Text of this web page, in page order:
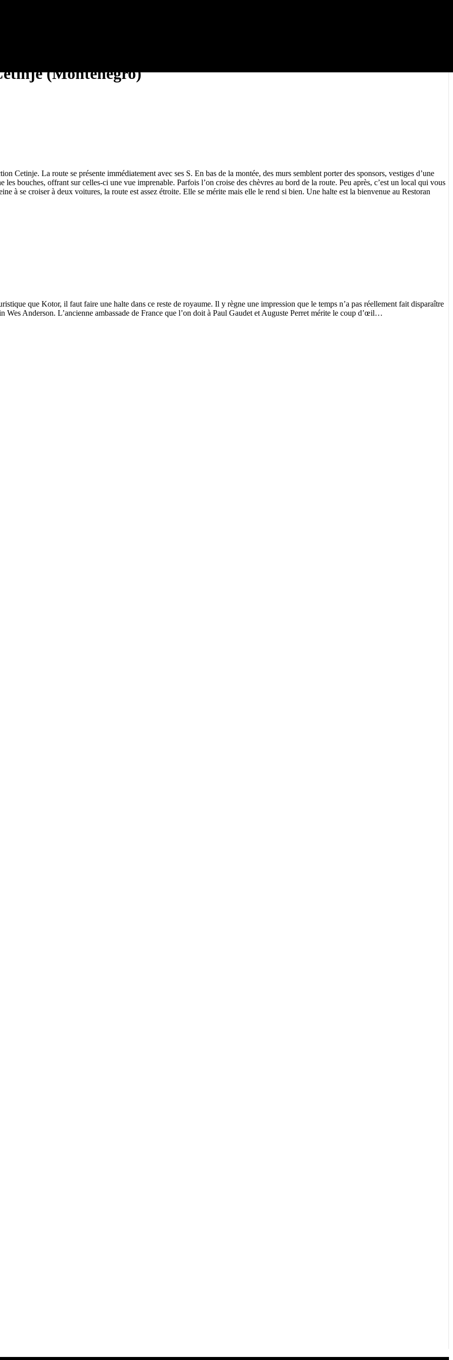
(Montenegro)
Cetinje. La route se présente immédiatement avec ses S. En bas de la montée, des murs semblent porter des sponsors, vestiges d’une
bouches, offrant sur celles-ci une vue imprenable. Parfois l’on croise des chèvres au bord de la route. Peu après, c’est un local qui vous
à se croiser à deux voitures, la route est assez étroite. Elle se mérite mais elle le rend si bien. Une halte est la bienvenue au Restoran
que Kotor, il faut faire une halte dans ce reste de royaume. Il y règne une impression que le temps n’a pas réellement fait disparaître
Wes Anderson. L’ancienne ambassade de France que l’on doit à Paul Gaudet et Auguste Perret mérite le coup d’œil…